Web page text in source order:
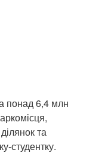
понад 6,4 млн
та
студентку.